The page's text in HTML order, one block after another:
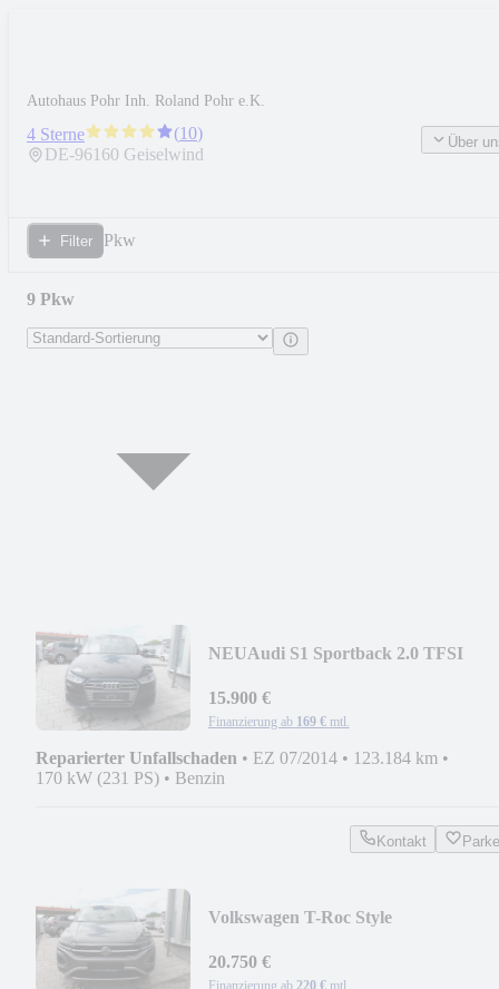
Autohaus Pohr Inh. Roland Pohr e.K.
4 Sterne (10)
DE-96160 Geiselwind
Über
Filter Pkw
9 Pkw
NEUAudi S1 Sportback 2.0 TFSI
15.900 €
Finanzierung ab 169 € mtl.
Reparierter Unfallschaden • EZ 07/2014 • 123.184 km •
170 kW (231 PS) • Benzin
Kontakt
Volkswagen T-Roc Style
20.750 €
Finanzierung ab 220 € mtl.